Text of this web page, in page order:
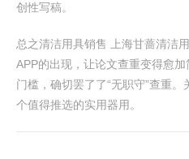
创性写稿。
总之清洁用具销售 上海甘蔷清洁
APP的出现，让论文查重变得愈
门槛，确切罢了了“无职守”查重
个值得推选的实用器用。